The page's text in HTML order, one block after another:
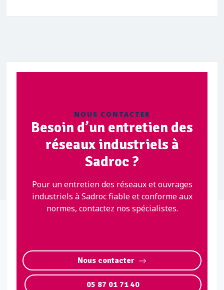
NOUS CONTACTER
Besoin d’un entretien des
réseaux industriels à
Sadroc ?
Pour un entretien des réseaux et ouvrages
industriels à Sadroc fiable et conforme aux
normes, contactez nos spécialistes.
Nous contacter
05 87 01 71 40